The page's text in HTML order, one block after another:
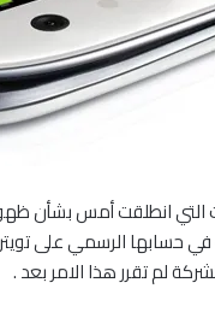
في حسابها الرسمي على
لم تقرر هذا الامر بعد .